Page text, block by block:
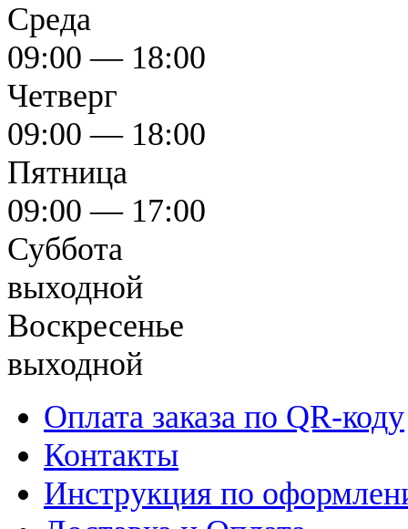
Среда
09:00 — 18:00
Четверг
09:00 — 18:00
Пятница
09:00 — 17:00
Суббота
выходной
Воскресенье
выходной
Оплата заказа по QR-коду
Контакты
Инструкция по